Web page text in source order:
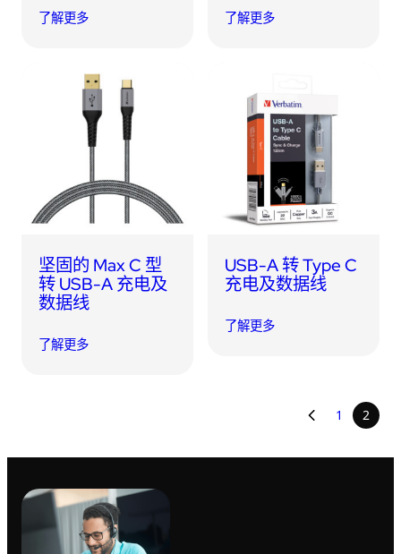
了解更多 了解更多
坚固的 Max C 型
转 USB-A 充电及
数据线
了解更多
USB-A 转 Type C
充电及数据线
了解更多
1 2